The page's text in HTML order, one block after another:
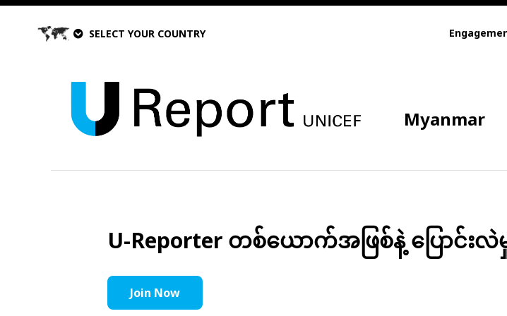
SELECT YOUR COUNTRY
Myanmar
U-Reporter တစ်ယောက်အဖြစ်နဲ့ ပြောင်း
Join Now